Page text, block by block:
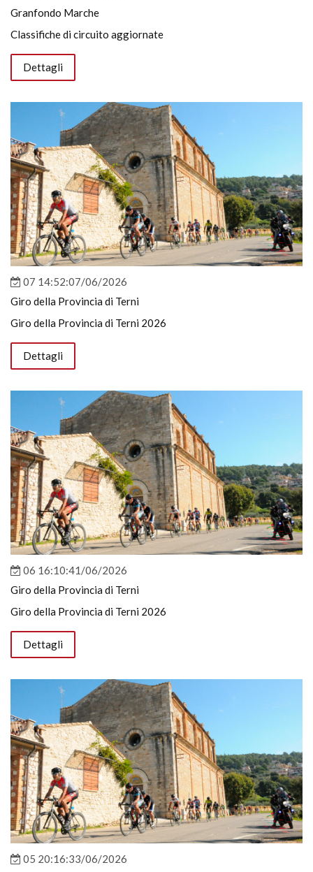
Granfondo Marche
Classifiche di circuito aggiornate
Dettagli
07 14:52:07/06/2026
Giro della Provincia di Terni
Giro della Provincia di Terni 2026
Dettagli
06 16:10:41/06/2026
Giro della Provincia di Terni
Giro della Provincia di Terni 2026
Dettagli
05 20:16:33/06/2026